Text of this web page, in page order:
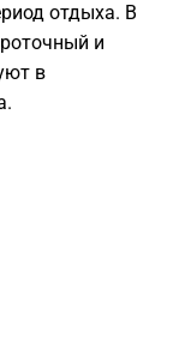
отдыха. В
и
в